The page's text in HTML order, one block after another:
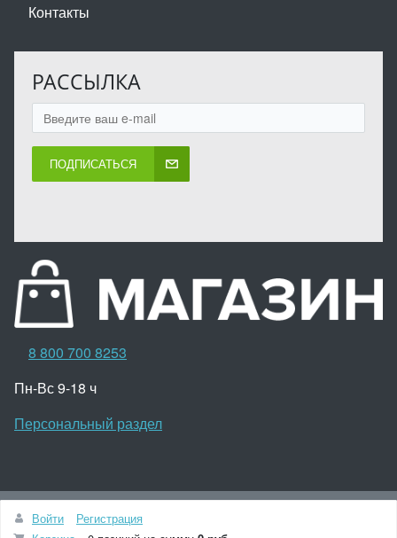
Контакты
РАССЫЛКА
ПОДПИСАТЬСЯ
8 800 700 8253
Пн-Вс 9-18 ч
Персональный раздел
Наверх
© Интернет-магазин автозапчасти, 2010
Войти
Регистрация